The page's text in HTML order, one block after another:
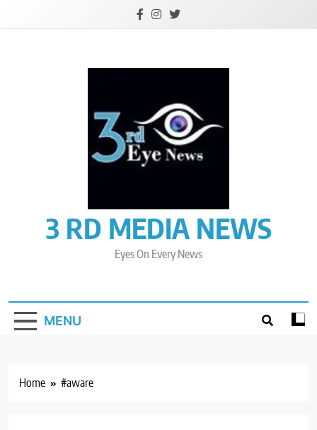
3 RD MEDIA NEWS
Eyes On Every News
MENU
Home #aware